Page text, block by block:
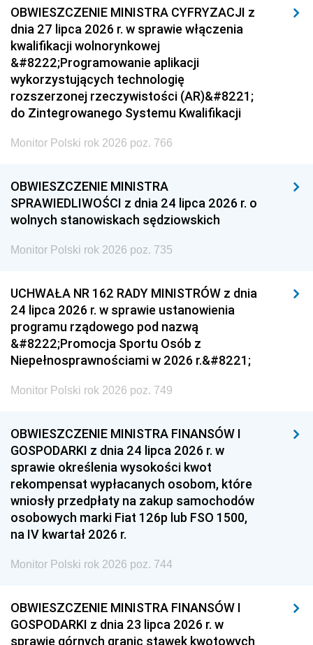
OBWIESZCZENIE MINISTRA CYFRYZACJI z
dnia 27 lipca 2026 r. w sprawie włączenia
kwalifikacji wolnorynkowej
&#8222;Programowanie aplikacji
wykorzystujących technologię
rozszerzonej rzeczywistości (AR)&#8221;
do Zintegrowanego Systemu Kwalifikacji
Monitor Polski rok 2026 poz. 766
OBWIESZCZENIE MINISTRA
SPRAWIEDLIWOŚCI z dnia 24 lipca 2026 r. o
wolnych stanowiskach sędziowskich
Monitor Polski rok 2026 poz. 735
UCHWAŁA NR 162 RADY MINISTRÓW z dnia
24 lipca 2026 r. w sprawie ustanowienia
programu rządowego pod nazwą
&#8222;Promocja Sportu Osób z
Niepełnosprawnościami w 2026 r.&#8221;
Monitor Polski rok 2026 poz. 749
OBWIESZCZENIE MINISTRA FINANSÓW I
GOSPODARKI z dnia 24 lipca 2026 r. w
sprawie określenia wysokości kwot
rekompensat wypłacanych osobom, które
wniosły przedpłaty na zakup samochodów
osobowych marki Fiat 126p lub FSO 1500,
na IV kwartał 2026 r.
Monitor Polski rok 2026 poz. 744
OBWIESZCZENIE MINISTRA FINANSÓW I
GOSPODARKI z dnia 23 lipca 2026 r. w
sprawie górnych granic stawek kwotowych